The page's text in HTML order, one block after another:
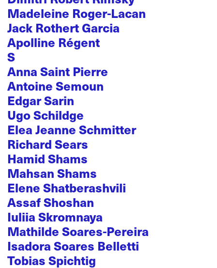
Madeleine Roger-Lacan
Jack Rothert Garcia
Apolline Régent
S
Anna Saint Pierre
Antoine Semoun
Edgar Sarin
Ugo Schildge
Elea Jeanne Schmitter
Richard Sears
Hamid Shams
Mahsan Shams
Elene Shatberashvili
Assaf Shoshan
Iuliia Skromnaya
Mathilde Soares-Pereira
Isadora Soares Belletti
Tobias Spichtig